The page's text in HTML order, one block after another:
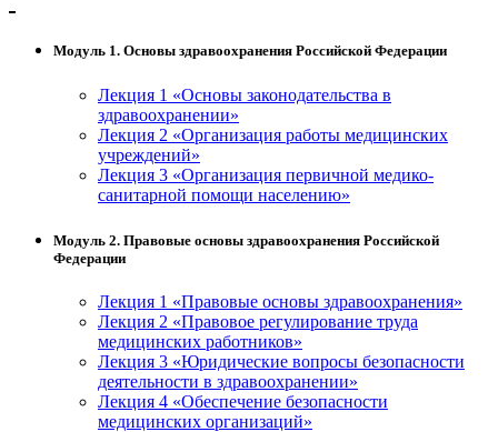
Модуль 1. Основы здравоохранения Российской Федерации
Лекция 1 «Основы законодательства в
здравоохранении»
Лекция 2 «Организация работы медицинских
учреждений»
Лекция 3 «Организация первичной медико-
санитарной помощи населению»
Модуль 2. Правовые основы здравоохранения Российской
Федерации
Лекция 1 «Правовые основы здравоохранения»
Лекция 2 «Правовое регулирование труда
медицинских работников»
Лекция 3 «Юридические вопросы безопасности
деятельности в здравоохранении»
Лекция 4 «Обеспечение безопасности
медицинских организаций»